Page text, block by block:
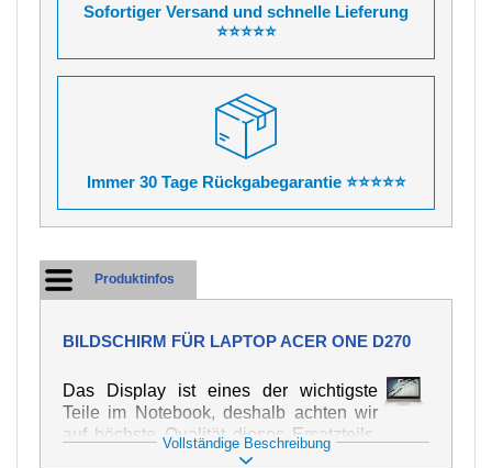
Sofortiger Versand und schnelle Lieferung
⭐⭐⭐⭐⭐
Immer 30 Tage Rückgabegarantie ⭐⭐⭐⭐⭐
Produktinfos
BILDSCHIRM FÜR LAPTOP ACER ONE D270
Das Display ist eines der wichtigste
Teile im Notebook, deshalb achten wir
auf höchste Qualität dieses Ersatzteils.
Er dient zur Darstellung von Texten und
Vollständige Beschreibung